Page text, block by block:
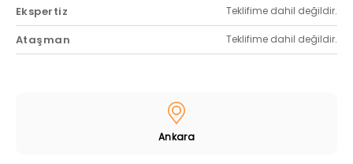
Ekspertiz Teklifime dahil değildir.
Ataşman Teklifime dahil değildir.
Ankara